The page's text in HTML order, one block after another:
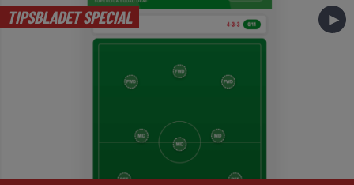
TIPSBLADET SPECIAL ►